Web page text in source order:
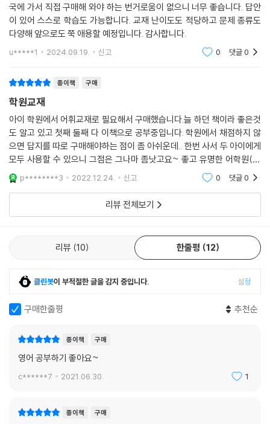
국에 가서 직접 구매해 와야 하는 번거로움이 없으니 너무 좋습니다. 답안
이 있어 스스로 학습도 가능합니다. 교재 난이도도 적당하고 문제 종류도
다양해 앞으로도 쭉 애용할 예정입니다. 감사합니다.
u*****1 2024.09.19. 신고 0 댓글0
종이책 구매
학원교재
아이 학원에서 어휘교재로 필요해서 구매했습니다.늘 하던 책이라 좋은것
도 알고 있고 첫째 둘째 다 이책으로 공부중입니다. 학원에서 채점하지 않
으면 답지를 따로 구매해야하는 점이 좀 아쉬운데.. 한번 사서 두 아이에게
모두 사용할 수 있으니 그점은 그나마 좀낫고요~ 좋고 유명한 어학원(?)
에서는 이 교재를 어휘교재로 많이 활용하는것 같아서 더 믿음이 갑니다.
p********3 2022.12.24. 신고 0 댓글0
리뷰 전체보기
리뷰 10 한줄평 12
클린봇이 부적절한 글을 감지 중입니다. 설정
구매한줄평 추천순
종이책 구매
영어 공부하기 좋아요~
c******7 2021.06.30. 1
종이책 구매